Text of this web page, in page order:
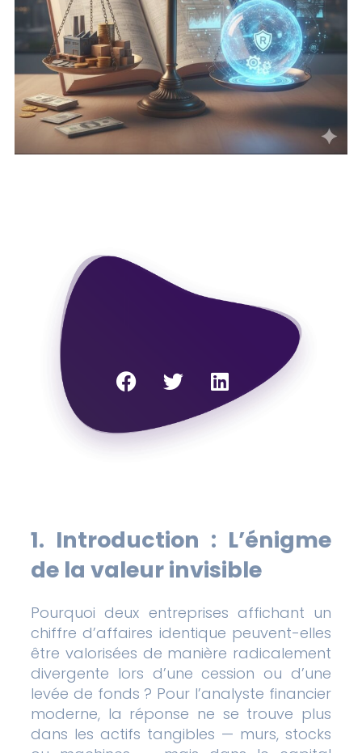
1. Introduction : L’énigme
de la valeur invisible
Pourquoi deux entreprises affichant un
chiffre d’affaires identique peuvent-elles
être valorisées de manière radicalement
divergente lors d’une cession ou d’une
levée de fonds ? Pour l’analyste financier
moderne, la réponse ne se trouve plus
dans les actifs tangibles — murs, stocks